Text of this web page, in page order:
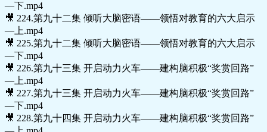
—下.mp4
🎥 224.第九十二集 倾听大脑密语——领悟对教育的六大启示
—上.mp4
🎥 225.第九十二集 倾听大脑密语——领悟对教育的六大启示
—下.mp4
🎥 226.第九十三集 开启动力火车——建构脑积极“奖赏回路”
—上.mp4
🎥 227.第九十三集 开启动力火车——建构脑积极“奖赏回路”
—下.mp4
🎥 228.第九十四集 开启动力火车——建构脑积极“奖赏回路”